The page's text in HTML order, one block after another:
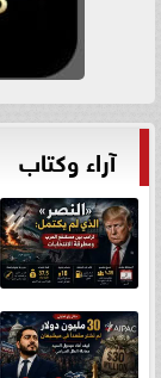
آراء وكتاب